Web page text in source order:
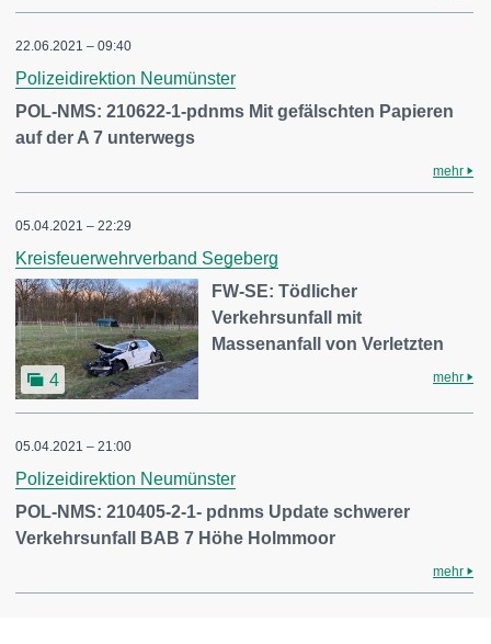
22.06.2021 – 09:40
Polizeidirektion Neumünster
POL-NMS: 210622-1-pdnms Mit gefälschten Papieren
auf der A 7 unterwegs
mehr
05.04.2021 – 22:29
Kreisfeuerwehrverband Segeberg
4
FW-SE: Tödlicher
Verkehrsunfall mit
Massenanfall von Verletzten
mehr
05.04.2021 – 21:00
Polizeidirektion Neumünster
POL-NMS: 210405-2-1- pdnms Update schwerer
Verkehrsunfall BAB 7 Höhe Holmmoor
mehr